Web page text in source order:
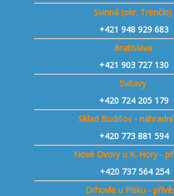
Svinná (okr. Trenčín)
+421948 929 683
Bratislava
+421 903 727 130
Svitavy
+420 724 205 179
Sklad Budišov -
+420 773 881 594
Nové Dvory u K. Hory -
+420 737 564 254
Drhovle u Písku -